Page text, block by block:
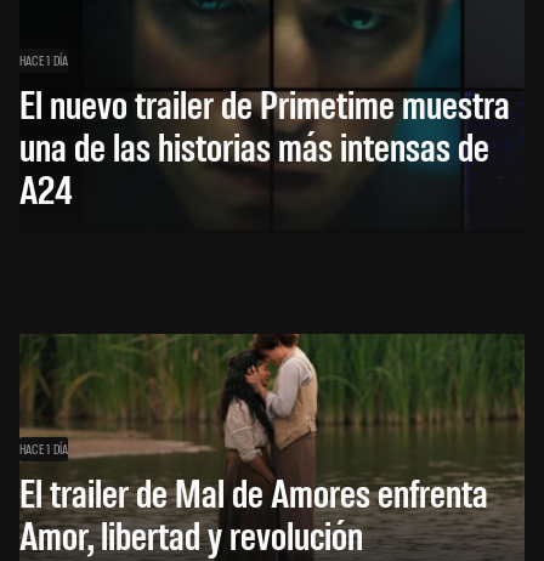
HACE 1 DÍA
El nuevo trailer de Primetime muestra
una de las historias más intensas de
A24
HACE 1 DÍA
El trailer de Mal de Amores enfrenta
Amor, libertad y revolución